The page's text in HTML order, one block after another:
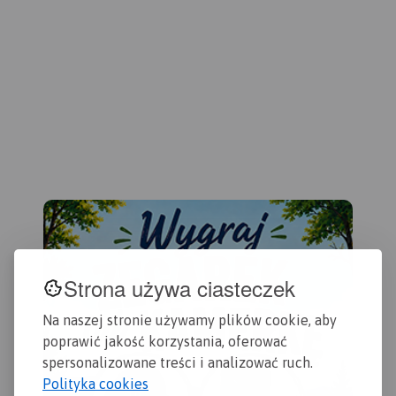
Strona używa ciasteczek
Na naszej stronie używamy plików cookie, aby
poprawić jakość korzystania, oferować
spersonalizowane treści i analizować ruch.
Polityka cookies